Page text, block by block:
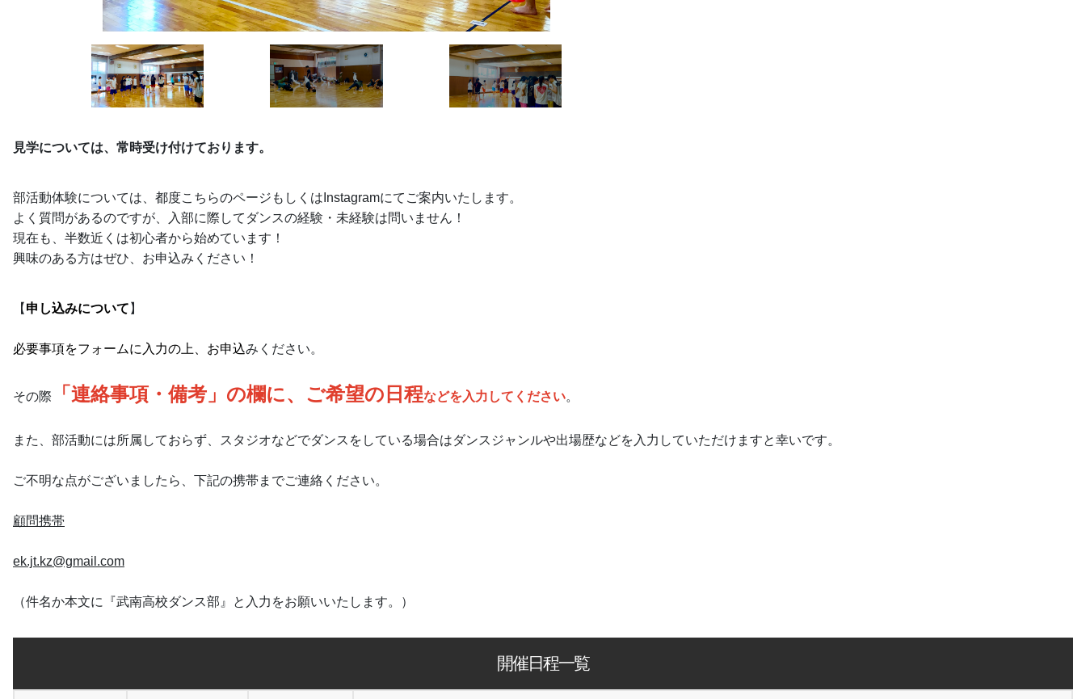
見学については、常時受け付けております。
部活動体験については、都度こちらのページもしくはInstagramにてご案内いたします。
よく質問があるのですが、入部に際してダンスの経験・未経験は問いません！
現在も、半数近くは初心者から始めています！
興味のある方はぜひ、お申込みください！
【 申し込みについて 】
必要事項をフォームに入力の上、お申込みください。
その際 「連絡事項・備考」の欄に、ご希望の日程などを入力してください。
また、部活動には所属しておらず、スタジオなどでダンスをしている場合はダンスジャンルや出場歴などを入力していただけますと幸いです。
ご不明な点がございましたら、下記の携帯までご連絡ください。
顧問携帯
ek.jt.kz@gmail.com
（件名か本文に『武南高校ダンス部』と入力をお願いいたします。）
開催日程一覧